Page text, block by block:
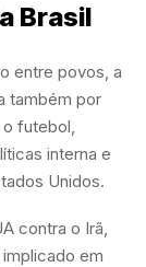
Brasil
entre povos, a
também por
futebol,
interna e
Unidos.
contra o Irã,
em